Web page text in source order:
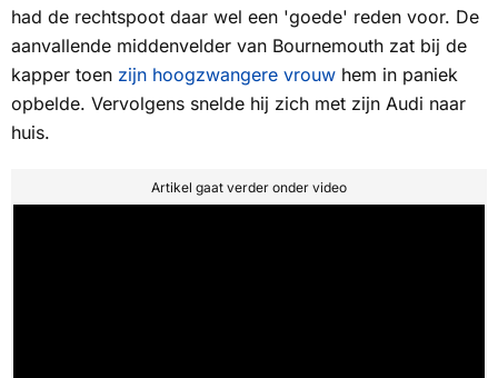
had de rechtspoot daar wel een 'goede' reden voor. De
aanvallende middenvelder van Bournemouth zat bij de
kapper toen zijn hoogzwangere vrouw hem in paniek
opbelde. Vervolgens snelde hij zich met zijn Audi naar
huis.
Artikel gaat verder onder video